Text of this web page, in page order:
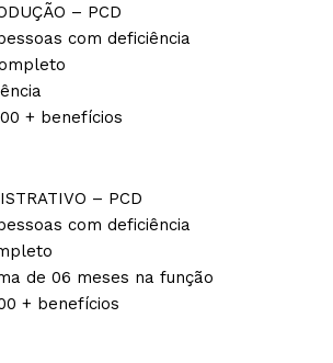
– PCD
com deficiência
+ benefícios
– PCD
com deficiência
de 06 meses na função
+ benefícios